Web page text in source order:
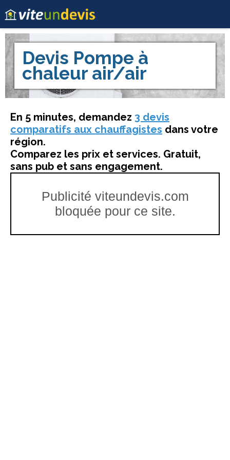
Devis Pompe à
chaleur air/air
En 5 minutes, demandez 3 devis
comparatifs aux chauffagistes dans votre
région.
Comparez les prix et services. Gratuit,
sans pub et sans engagement.
Publicité viteundevis.com
bloquée pour ce site.